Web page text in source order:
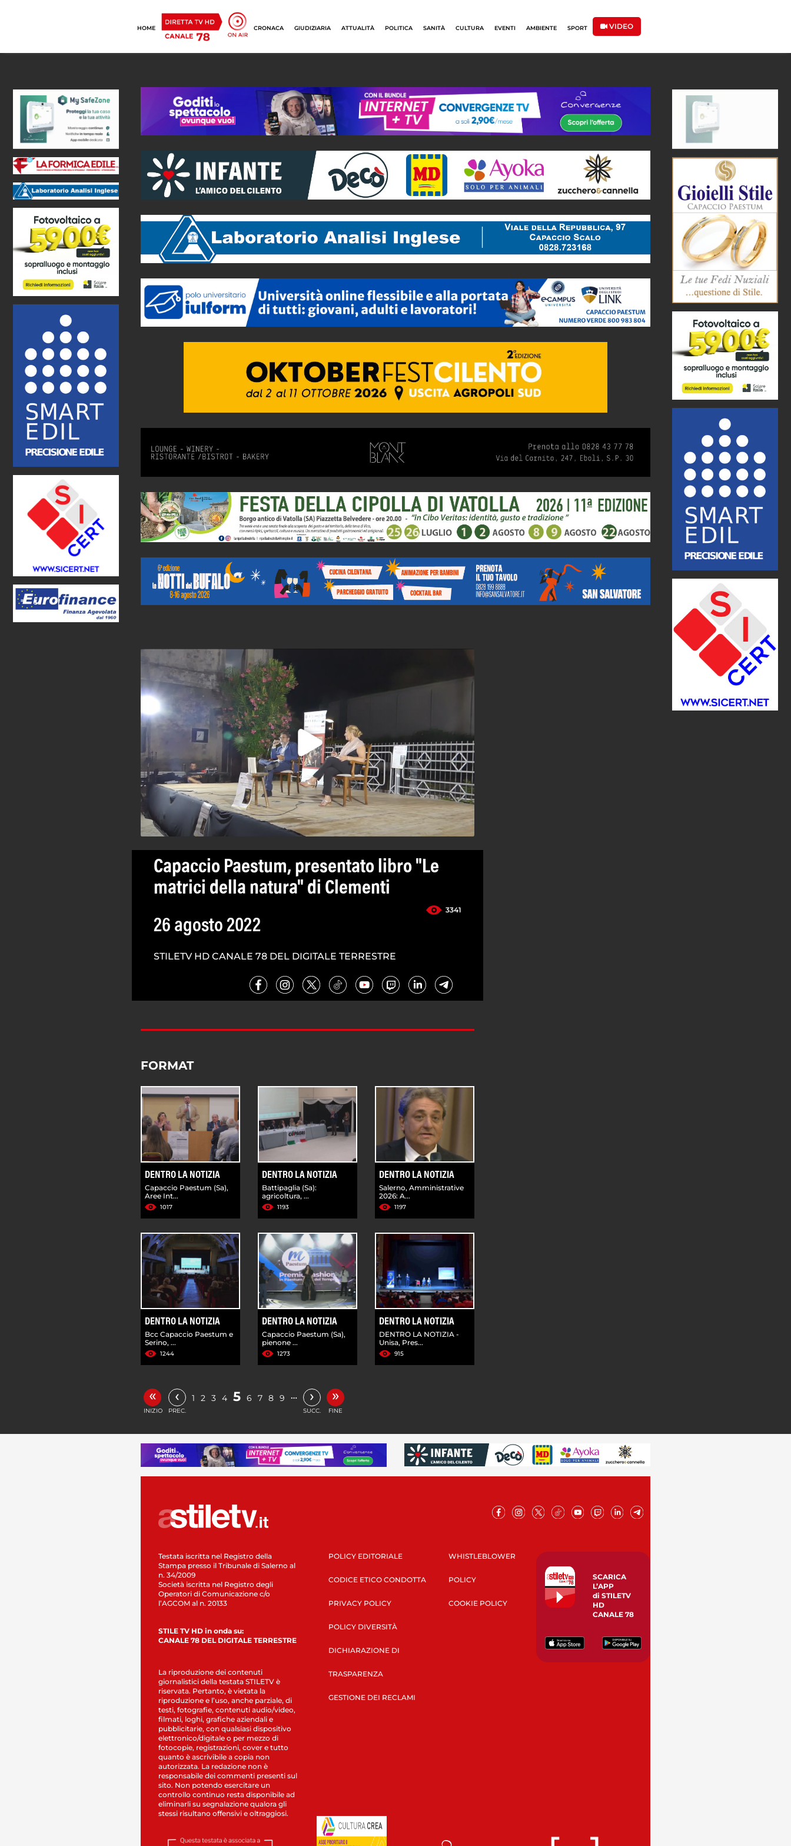
HOME CRONACA GIUDIZIARIA ATTUALITÀ POLITICA SANITÀ CULTURA EVENTI AMBIENTE SPORT VIDEO
Capaccio Paestum, presentato libro "Le
matrici della natura" di Clementi
3341
26 agosto 2022
STILETV HD CANALE 78 DEL DIGITALE TERRESTRE
FORMAT
DENTRO LA NOTIZIA
Capaccio Paestum (Sa),
Aree Int...
1017
DENTRO LA NOTIZIA
Battipaglia (Sa):
agricoltura, ...
1193
DENTRO LA NOTIZIA
Salerno, Amministrative
2026: A...
1197
DENTRO LA NOTIZIA
Bcc Capaccio Paestum e
Serino, ...
1244
DENTRO LA NOTIZIA
Capaccio Paestum (Sa),
pienone ...
1273
DENTRO LA NOTIZIA
DENTRO LA NOTIZIA -
Unisa, Pres...
915
«
INIZIO
‹
PREC.
1 2 3 4 5 6 7 8 9 … ›
SUCC.
»
FINE
Testata iscritta nel Registro della
Stampa presso il Tribunale di Salerno al
n. 34/2009
Società iscritta nel Registro degli
Operatori di Comunicazione c/o
l’AGCOM al n. 20133
STILE TV HD in onda su:
CANALE 78 DEL DIGITALE TERRESTRE
La riproduzione dei contenuti
giornalistici della testata STILETV è
riservata. Pertanto, è vietata la
riproduzione e l’uso, anche parziale, di
testi, fotografie, contenuti audio/video,
filmati, loghi, grafiche aziendali e
pubblicitarie, con qualsiasi dispositivo
elettronico/digitale o per mezzo di
fotocopie, registrazioni, cover e tutto
quanto è ascrivibile a copia non
autorizzata. La redazione non è
responsabile dei commenti presenti sul
sito. Non potendo esercitare un
controllo continuo resta disponibile ad
eliminarli su segnalazione qualora gli
stessi risultano offensivi e oltraggiosi.
POLICY EDITORIALE
CODICE ETICO CONDOTTA
PRIVACY POLICY
POLICY DIVERSITÀ
DICHIARAZIONE DI
TRASPARENZA
GESTIONE DEI RECLAMI
WHISTLEBLOWER
POLICY
COOKIE POLICY
SCARICA
L’APP
di STILETV
HD
CANALE 78